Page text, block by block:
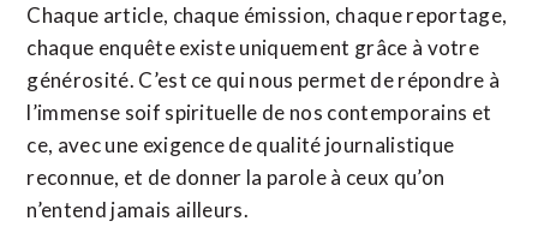
Chaque article, chaque émission, chaque reportage,
chaque enquête existe uniquement grâce à votre
générosité. C’est ce qui nous permet de répondre à
l’immense soif spirituelle de nos contemporains et
ce, avec une exigence de qualité journalistique
reconnue, et de donner la parole à ceux qu’on
n’entend jamais ailleurs.